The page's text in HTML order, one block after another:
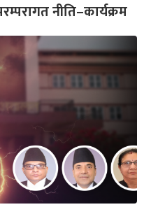
नीति–कार्यक्रम